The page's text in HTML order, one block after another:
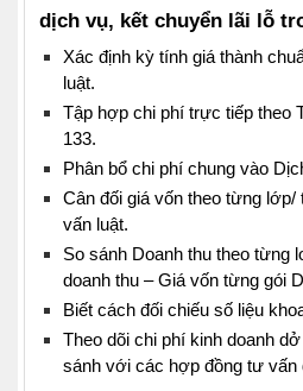
dịch vụ, kết chuyển lãi lỗ
Xác định kỳ tính giá thành
luật.
Tập hợp chi phí trực tiếp theo
133.
Phân bổ chi phí chung vào
Cân đối giá vốn theo từng
vấn luật.
So sánh Doanh thu theo từng
doanh thu – Giá vốn từng gói
Biết cách đối chiếu số liệu
Theo dõi chi phí kinh doanh
sánh với các hợp đồng tư vấn